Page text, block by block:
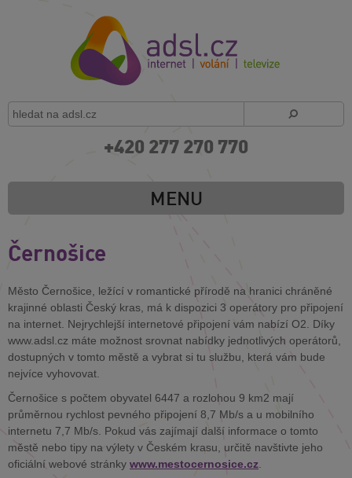
+420 277 270 770
MENU
Černošice
Město Černošice, ležící v romantické přírodě na hranici chráněné
krajinné oblasti Český kras, má k dispozici 3 operátory pro připojení
na internet. Nejrychlejší internetové připojení vám nabízí O2. Díky
www.adsl.cz máte možnost srovnat nabídky jednotlivých operátorů,
dostupných v tomto městě a vybrat si tu službu, která vám bude
nejvíce vyhovovat.
Černošice s počtem obyvatel 6447 a rozlohou 9 km2 mají
průměrnou rychlost pevného připojení 8,7 Mb/s a u mobilního
internetu 7,7 Mb/s. Pokud vás zajímají další informace o tomto
městě nebo tipy na výlety v Českém krasu, určitě navštivte jeho
oficiální webové stránky www.mestocernosice.cz